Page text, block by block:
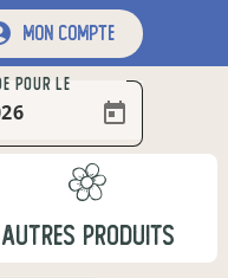
mon compte
POUR LE
AUTRES PRODUITS